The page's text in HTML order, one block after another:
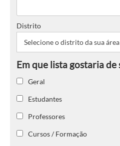
Distrito
Geral
Estudantes
Professores
Cursos / Formação